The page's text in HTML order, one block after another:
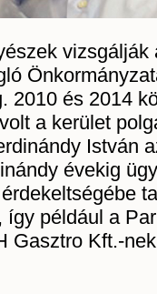
vizsgálják
2010 és 2014
a kerület
István
évekig
így például a
Gasztro Kft.-